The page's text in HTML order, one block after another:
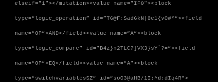
elseif=”1″></mutation><value name=”IF0″><block
type=”logic_operation” id=”T6@F:Sad6kN|8e1{vO#*”><field
name=”OP”>AND</field><value name=”A”><block
type=”logic_compare” id=”B4z}n2TLC?]VX3}sY`?=”><field
name=”OP”>EQ</field><value name=”A”><block
type=”switchvariablesSZ” id=”soO3@aHB/1I:^d:dIq4R”>